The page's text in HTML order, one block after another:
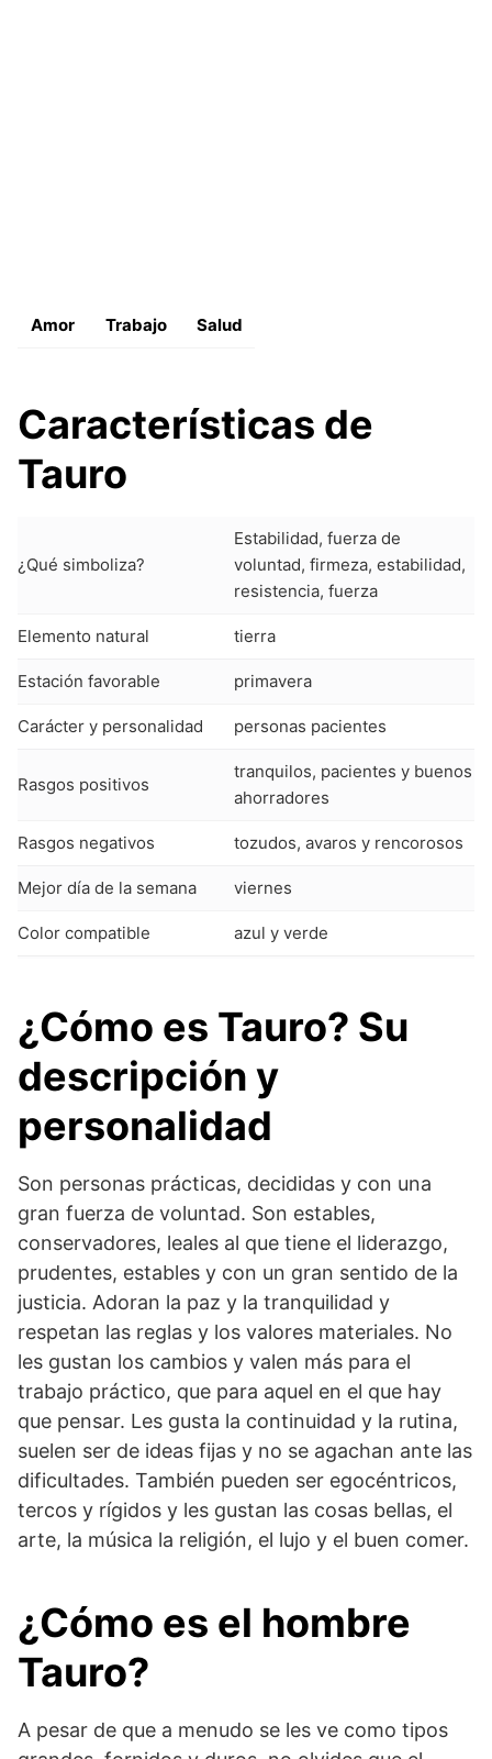
Amor Trabajo Salud
Características de
Tauro
¿Qué simboliza?
Estabilidad, fuerza de
voluntad, firmeza, estabilidad,
resistencia, fuerza
Elemento natural tierra
Estación favorable primavera
Carácter y personalidad personas pacientes
Rasgos positivos
tranquilos, pacientes y buenos
ahorradores
Rasgos negativos tozudos, avaros y rencorosos
Mejor día de la semana viernes
Color compatible azul y verde
Perfume ideal violeta
Su flor ideal Flor de Lis
Sus piedras preciosas y
metales
aguamarina y esmeralda
Números de la suerte 3, 13, 33
Signos más compatibles Virgo y Capricornio
Signos menos
compatibles
Aries y Sagitario
¿Cómo es Tauro? Su
descripción y
personalidad
Son personas prácticas, decididas y con una
gran fuerza de voluntad. Son estables,
conservadores, leales al que tiene el liderazgo,
prudentes, estables y con un gran sentido de la
justicia. Adoran la paz y la tranquilidad y
respetan las reglas y los valores materiales. No
les gustan los cambios y valen más para el
trabajo práctico, que para aquel en el que hay
que pensar. Les gusta la continuidad y la rutina,
suelen ser de ideas fijas y no se agachan ante las
dificultades. También pueden ser egocéntricos,
tercos y rígidos y les gustan las cosas bellas, el
arte, la música la religión, el lujo y el buen comer.
¿Cómo es el hombre
Tauro?
A pesar de que a menudo se les ve como tipos